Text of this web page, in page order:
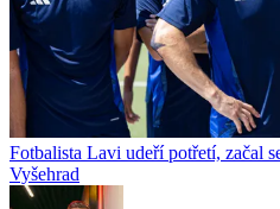
Fotbalista Lavi udeří potřetí, začal
Vyšehrad